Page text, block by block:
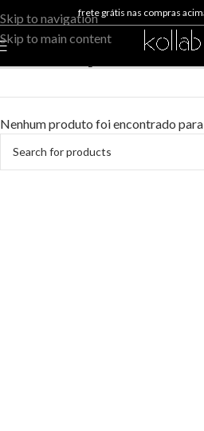
Skip to navigation
Skip to main content
frete grátis nas compras
espuma de
Nenhum produto foi encontrado para